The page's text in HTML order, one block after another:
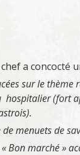
a concocté
sur le
hospitalier (fort
menuets de
Bon marché »